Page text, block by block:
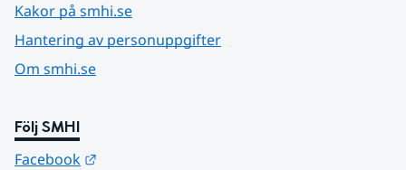
Kakor på smhi.se
Hantering av personuppgifter
Om smhi.se
Följ SMHI
Facebook